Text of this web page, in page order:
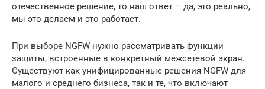
отечественное решение, то наш ответ – да, это реально,
мы это делаем и это работает.
При выборе NGFW нужно рассматривать функции
защиты, встроенные в конкретный межсетевой экран.
Существуют как унифицированные решения NGFW для
малого и среднего бизнеса, так и те, что включают